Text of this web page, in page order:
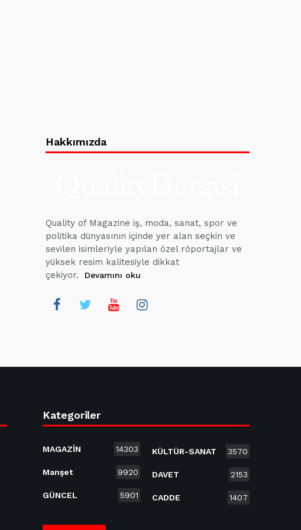
Hakkımızda
Quality of Magazine iş, moda, sanat, spor ve
politika dünyasının içinde yer alan seçkin ve
sevilen isimleriyle yapılan özel röportajlar ve
yüksek resim kalitesiyle dikkat
çekiyor.
Devamını oku
Kategoriler
MAGAZİN 14303
Manşet 9920
GÜNCEL 5901
KÜLTÜR-SANAT 3570
DAVET 2153
CADDE 1407